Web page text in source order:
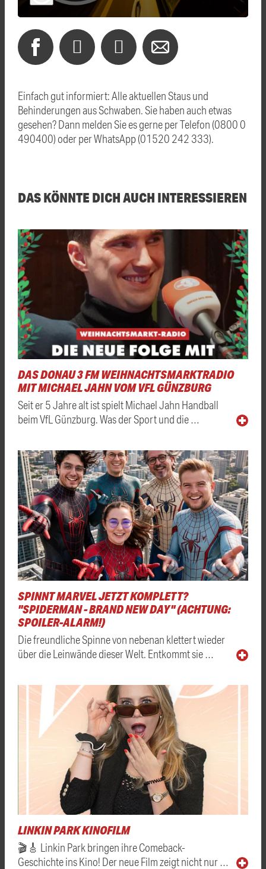
Einfach gut informiert: Alle aktuellen Staus und
Behinderungen aus Schwaben. Sie haben auch etwas
gesehen? Dann melden Sie es gerne per Telefon (0800 0
490400) oder per WhatsApp (01520 242 333).
DAS KÖNNTE DICH AUCH INTERESSIEREN
DAS DONAU 3 FM WEIHNACHTSMARKTRADIO
MIT MICHAEL JAHN VOM VFL GÜNZBURG
Seit er 5 Jahre alt ist spielt Michael Jahn Handball
beim VfL Günzburg. Was der Sport und die …
SPINNT MARVEL JETZT KOMPLETT?
"SPIDERMAN - BRAND NEW DAY" (ACHTUNG:
SPOILER-ALARM!)
Die freundliche Spinne von nebenan klettert wieder
über die Leinwände dieser Welt. Entkommt sie …
LINKIN PARK KINOFILM
🎬🎸 Linkin Park bringen ihre Comeback-
Geschichte ins Kino! Der neue Film zeigt nicht nur …